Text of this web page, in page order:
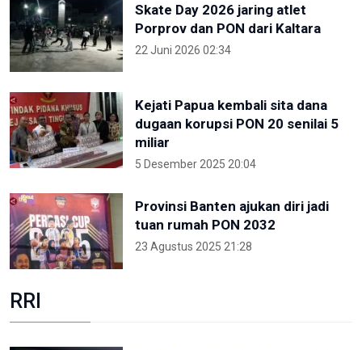
Skate Day 2026 jaring atlet
Porprov dan PON dari Kaltara
22 Juni 2026 02:34
Kejati Papua kembali sita dana
dugaan korupsi PON 20 senilai 5
miliar
5 Desember 2025 20:04
Provinsi Banten ajukan diri jadi
tuan rumah PON 2032
23 Agustus 2025 21:28
RRI